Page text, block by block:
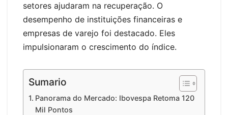
setores ajudaram na recuperação. O
desempenho de instituições financeiras e
empresas de varejo foi destacado. Eles
impulsionaram o crescimento do índice.
Sumario
Panorama do Mercado: Ibovespa Retoma 120
Mil Pontos